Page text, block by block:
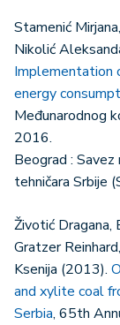
Stamenić
Nikolić
Implementation
energy
Međunarodnog
2016.
Beograd :
tehničara Srbije
Životić Dragana,
Gratzer
Ksenija (2013).
and xylite coal
Serbia, 65th